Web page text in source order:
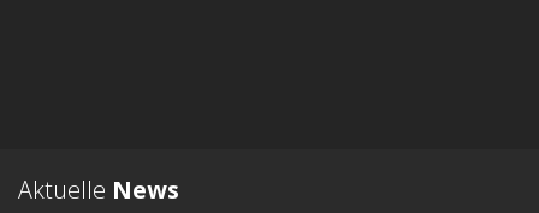
Aktuelle News